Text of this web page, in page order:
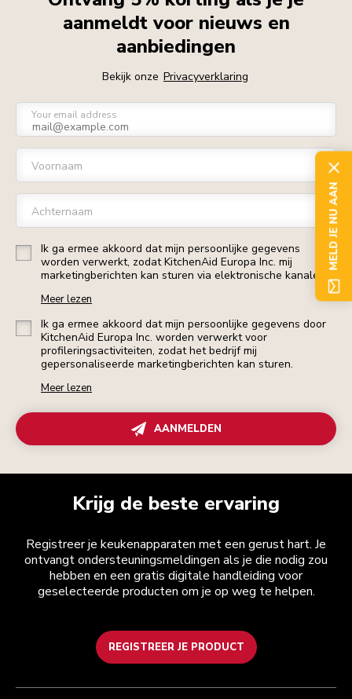
aanmeldt voor nieuws en
aanbiedingen
Bekijk onze Privacyverklaring
Your email address
Voornaam
Achternaam
Ik ga ermee akkoord dat mijn persoonlijke gegevens
worden verwerkt, zodat KitchenAid Europa Inc. mij
marketingberichten kan sturen via elektronische kanalen.
Meer lezen
Ik ga ermee akkoord dat mijn persoonlijke gegevens door
KitchenAid Europa Inc. worden verwerkt voor
profileringsactiviteiten, zodat het bedrijf mij
gepersonaliseerde marketingberichten kan sturen.
Meer lezen
AANMELDEN
Krijg de beste ervaring
Registreer je keukenapparaten met een gerust hart. Je
ontvangt ondersteuningsmeldingen als je die nodig zou
hebben en een gratis digitale handleiding voor
geselecteerde producten om je op weg te helpen.
REGISTREER JE PRODUCT
Health check
Algemene voorwaarden
Het merk
Zoek een winkel
MELD JE NU AAN